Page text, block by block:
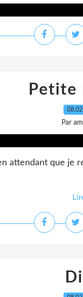
Petite
Par
attendant que je